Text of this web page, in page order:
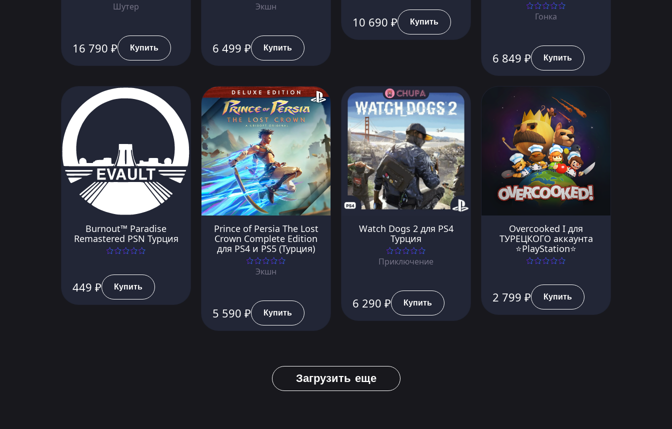
Шутер
16 790 ₽ Купить
Экшн
6 499 ₽ Купить
10 690 ₽ Купить Гонка
6 849 ₽ Купить
Burnout™ Paradise
Remastered PSN Турция
449 ₽ Купить
Prince of Persia The Lost
Crown Complete Edition
для PS4 и PS5 (Турция)
Экшн
5 590 ₽ Купить
Watch Dogs 2 для PS4
Турция
Приключение
6 290 ₽ Купить
Overcooked I для
ТУРЕЦКОГО аккаунта
⭐PlayStation⭐
2 799 ₽ Купить
Загрузить еще